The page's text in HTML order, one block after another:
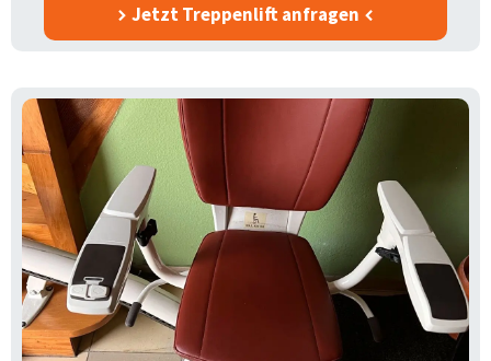
Jetzt Treppenlift anfragen